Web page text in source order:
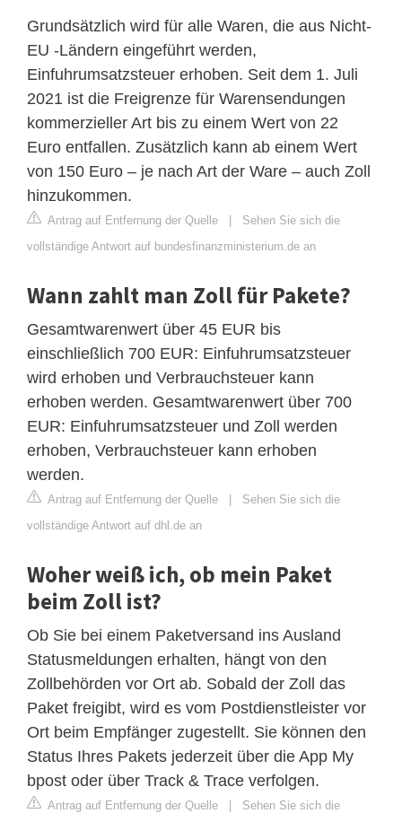
Grundsätzlich wird für alle Waren, die aus Nicht-
EU -Ländern eingeführt werden,
Einfuhrumsatzsteuer erhoben. Seit dem 1. Juli
2021 ist die Freigrenze für Warensendungen
kommerzieller Art bis zu einem Wert von 22
Euro entfallen. Zusätzlich kann ab einem Wert
von 150 Euro – je nach Art der Ware – auch Zoll
hinzukommen.
Antrag auf Entfernung der Quelle | Sehen Sie sich die
vollständige Antwort auf bundesfinanzministerium.de an
Wann zahlt man Zoll für Pakete?
Gesamtwarenwert über 45 EUR bis
einschließlich 700 EUR: Einfuhrumsatzsteuer
wird erhoben und Verbrauchsteuer kann
erhoben werden. Gesamtwarenwert über 700
EUR: Einfuhrumsatzsteuer und Zoll werden
erhoben, Verbrauchsteuer kann erhoben
werden.
Antrag auf Entfernung der Quelle | Sehen Sie sich die
vollständige Antwort auf dhl.de an
Woher weiß ich, ob mein Paket
beim Zoll ist?
Ob Sie bei einem Paketversand ins Ausland
Statusmeldungen erhalten, hängt von den
Zollbehörden vor Ort ab. Sobald der Zoll das
Paket freigibt, wird es vom Postdienstleister vor
Ort beim Empfänger zugestellt. Sie können den
Status Ihres Pakets jederzeit über die App My
bpost oder über Track & Trace verfolgen.
Antrag auf Entfernung der Quelle | Sehen Sie sich die